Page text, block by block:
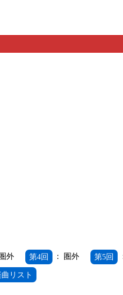
圏外 第4回 ： 圏外 第5回
リスト